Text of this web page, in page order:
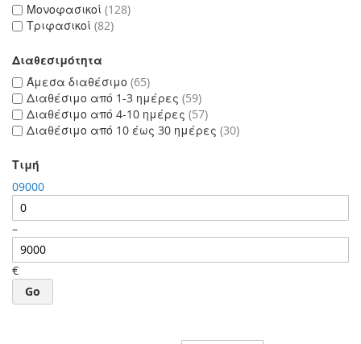
Μονοφασικοί 128
Τριφασικοί 82
Διαθεσιμότητα
Άμεσα διαθέσιμο 65
Διαθέσιμο από 1-3 ημέρες 59
Διαθέσιμο από 4-10 ημέρες 57
Διαθέσιμο από 10 έως 30 ημέρες 30
Τιμή
09000
–
€
Go